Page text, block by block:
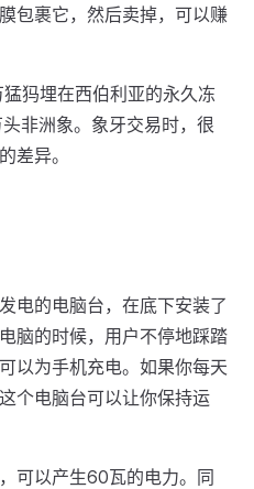
包裹它，然后卖掉，可以赚
犸埋在西伯利亚的永久冻
非洲象。象牙交易时，很
差异。
电的电脑台，在底下安装了
脑的时候，用户不停地踩踏
以为手机充电。如果你每天
个电脑台可以让你保持运
可以产生60瓦的电力。同